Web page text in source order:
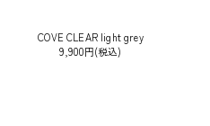
COVE CLEAR light grey
9,900円(税込)